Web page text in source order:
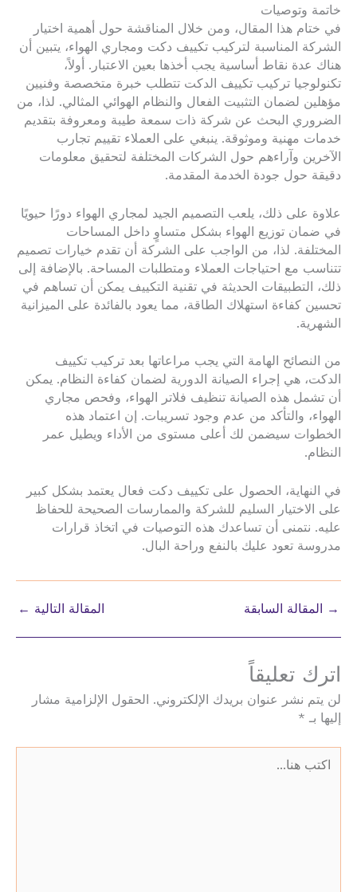
خاتمة وتوصيات
في ختام هذا المقال، ومن خلال المناقشة حول أهمية اختيار
الشركة المناسبة لتركيب تكييف دكت ومجاري الهواء، يتبين أن
هناك عدة نقاط أساسية يجب أخذها بعين الاعتبار. أولاً،
تكنولوجيا تركيب تكييف الدكت تتطلب خبرة متخصصة وفنيين
مؤهلين لضمان التثبيت الفعال والنظام الهوائي المثالي. لذا، من
الضروري البحث عن شركة ذات سمعة طيبة ومعروفة بتقديم
خدمات مهنية وموثوقة. ينبغي على العملاء تقييم تجارب
الآخرين وآراءهم حول الشركات المختلفة لتحقيق معلومات
دقيقة حول جودة الخدمة المقدمة.
علاوة على ذلك، يلعب التصميم الجيد لمجاري الهواء دورًا حيويًا
في ضمان توزيع الهواء بشكل متساوٍ داخل المساحات
المختلفة. لذا، من الواجب على الشركة أن تقدم خيارات تصميم
تتناسب مع احتياجات العملاء ومتطلبات المساحة. بالإضافة إلى
ذلك، التطبيقات الحديثة في تقنية التكييف يمكن أن تساهم في
تحسين كفاءة استهلاك الطاقة، مما يعود بالفائدة على الميزانية
الشهرية.
من النصائح الهامة التي يجب مراعاتها بعد تركيب تكييف
الدكت، هي إجراء الصيانة الدورية لضمان كفاءة النظام. يمكن
أن تشمل هذه الصيانة تنظيف فلاتر الهواء، وفحص مجاري
الهواء، والتأكد من عدم وجود تسريبات. إن اعتماد هذه
الخطوات سيضمن لك أعلى مستوى من الأداء ويطيل عمر
النظام.
في النهاية، الحصول على تكييف دكت فعال يعتمد بشكل كبير
على الاختيار السليم للشركة والممارسات الصحيحة للحفاظ
عليه. نتمنى أن تساعدك هذه التوصيات في اتخاذ قرارات
مدروسة تعود عليك بالنفع وراحة البال.
→ المقالة السابقة المقالة التالية ←
اترك تعليقاً
لن يتم نشر عنوان بريدك الإلكتروني.
الحقول الإلزامية مشار
إليها بـ *
هنا...